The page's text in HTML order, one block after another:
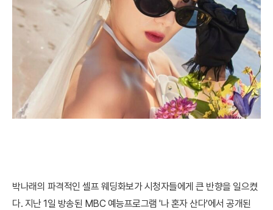
박나래의 파격적인 셀프 웨딩화보가 시청자들에게 큰 반향을 일으켰
다. 지난 1일 방송된 MBC 예능프로그램 '나 혼자 산다'에서 공개된